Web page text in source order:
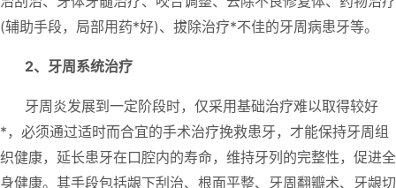
(辅助手段，局部用药*好)、拔除治疗*不佳的牙周病患牙等。
2、牙周系统治疗
牙周炎发展到一定阶段时，仅采用基础治疗难以取得较好
*，必须通过适时而合宜的手术治疗挽救患牙，才能保持牙周组
织健康，延长患牙在口腔内的寿命，维持牙列的完整性，促进全
身健康。其手段包括龈下刮治、根面平整、牙周翻瓣术、牙龈切